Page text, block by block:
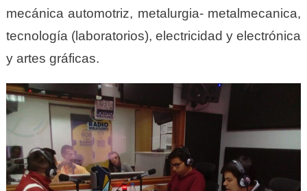
mecánica automotriz, metalurgia- metalmecanica,
tecnología (laboratorios), electricidad y electrónica
y artes gráficas.